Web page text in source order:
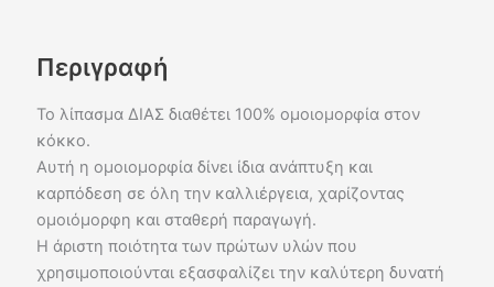
Περιγραφή
Το λίπασμα ΔΙΑΣ διαθέτει 100% ομοιομορφία στον
κόκκο.
Αυτή η ομοιομορφία δίνει ίδια ανάπτυξη και
καρπόδεση σε όλη την καλλιέργεια, χαρίζοντας
ομοιόμορφη και σταθερή παραγωγή.
Η άριστη ποιότητα των πρώτων υλών που
χρησιμοποιούνται εξασφαλίζει την καλύτερη δυνατή